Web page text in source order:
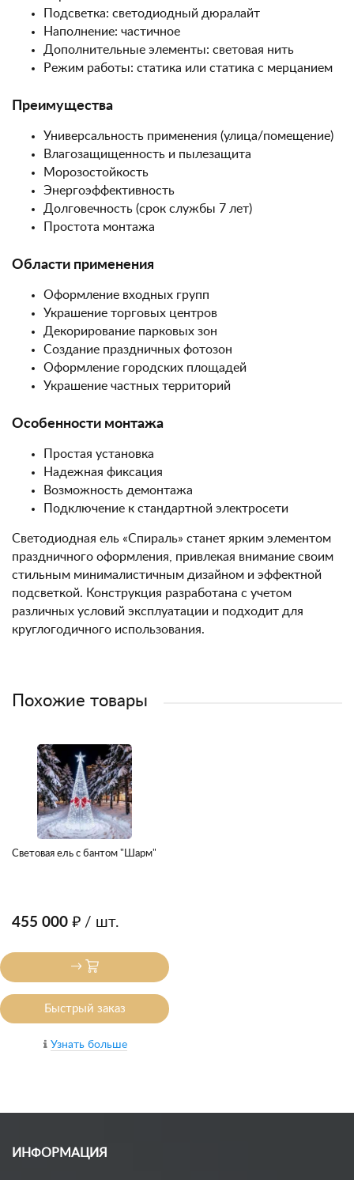
Подсветка: светодиодный дюралайт
Наполнение: частичное
Дополнительные элементы: световая нить
Режим работы: статика или статика с мерцанием
Преимущества
Универсальность применения (улица/помещение)
Влагозащищенность и пылезащита
Морозостойкость
Энергоэффективность
Долговечность (срок службы 7 лет)
Простота монтажа
Области применения
Оформление входных групп
Украшение торговых центров
Декорирование парковых зон
Создание праздничных фотозон
Оформление городских площадей
Украшение частных территорий
Особенности монтажа
Простая установка
Надежная фиксация
Возможность демонтажа
Подключение к стандартной электросети
Светодиодная ель «Спираль» станет ярким элементом
праздничного оформления, привлекая внимание своим
стильным минималистичным дизайном и эффектной
подсветкой. Конструкция разработана с учетом
различных условий эксплуатации и подходит для
круглогодичного использования.
Похожие товары
Световая ель с бантом "Шарм"
455 000 ₽ / шт.
Быстрый заказ
Узнать больше
ИНФОРМАЦИЯ